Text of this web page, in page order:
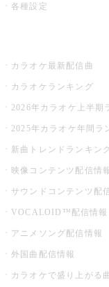
各種設定
カラオケ最新配信曲
カラオケランキング
2026年カラオケ上半期
2025年カラオケ年間ラ
新曲トレンドランキン
映像コンテンツ配信情
サウンドコンテンツ配
VOCALOID™配信情報
アニメソング配信情報
外国曲配信情報
カラオケで盛り上がる曲